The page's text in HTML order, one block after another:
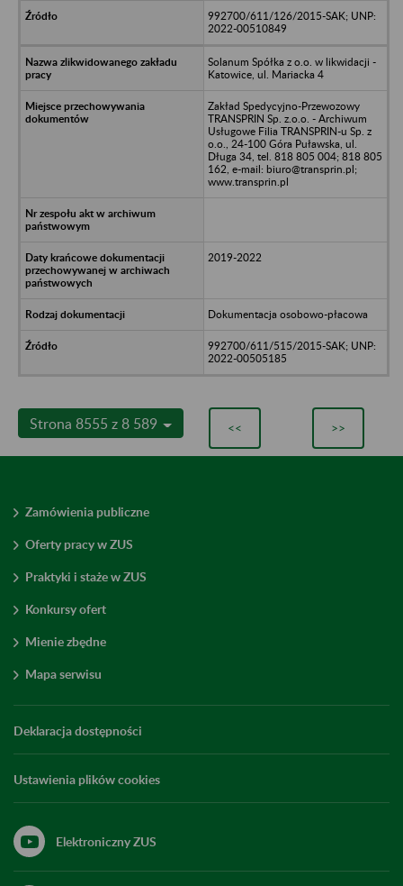
992700/611/126/2015-SAK; UNP:
2022-00510849
Solanum Spółka z o.o. w likwidacji -
Katowice, ul. Mariacka 4
Zakład Spedycyjno-Przewozowy
TRANSPRIN Sp. z.o.o. - Archiwum
Usługowe Filia TRANSPRIN-u Sp. z
o.o., 24-100 Góra Puławska, ul.
Długa 34, tel. 818 805 004; 818 805
162, e-mail: biuro@transprin.pl;
www.transprin.pl
2019-2022
Dokumentacja osobowo-płacowa
992700/611/515/2015-SAK; UNP:
2022-00505185
Strona 8555 z 8 589 << >>
Zamówienia publiczne
Oferty pracy w ZUS
Praktyki i staże w ZUS
Konkursy ofert
Mienie zbędne
Mapa serwisu
Deklaracja dostępności
Ustawienia plików cookies
Elektroniczny ZUS